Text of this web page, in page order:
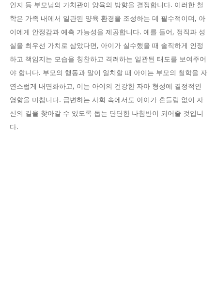
인지 등 부모님의 가치관이 양육의 방향을 결정합니다. 이러한 철
학은 가족 내에서 일관된 양육 환경을 조성하는 데 필수적이며, 아
이에게 안정감과 예측 가능성을 제공합니다. 예를 들어, 정직과 성
실을 최우선 가치로 삼았다면, 아이가 실수했을 때 솔직하게 인정
하고 책임지는 모습을 칭찬하고 격려하는 일관된 태도를 보여주어
야 합니다. 부모의 행동과 말이 일치할 때 아이는 부모의 철학을 자
연스럽게 내면화하고, 이는 아이의 건강한 자아 형성에 결정적인
영향을 미칩니다. 급변하는 사회 속에서도 아이가 흔들림 없이 자
신의 길을 찾아갈 수 있도록 돕는 단단한 나침반이 되어줄 것입니
다.